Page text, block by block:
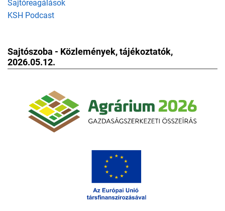
Sajtóreagálások
KSH Podcast
Sajtószoba - Közlemények, tájékoztatók,
2026.05.12.